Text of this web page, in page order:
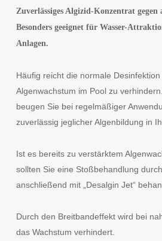
Zuverlässiges Algizid-Konzentrat gegen
Besonders geeignet für Wasser-
Anlagen.
Häufig reicht die normale
Algenwachstum im Pool zu
beugen Sie bei regelmäßiger
zuverlässig jeglicher Algenbildung in
Ist es bereits zu verstärktem
sollten Sie eine Stoßbehandlung
anschließend mit „Desalgin Jet“
Durch den Breitbandeffekt wird bei
das Wachstum verhindert.